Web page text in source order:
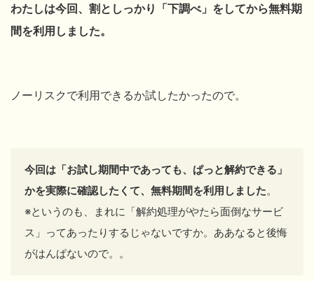
わたしは今回、割としっかり「下調べ」をしてから無料期
間を利用しました。
ノーリスクで利用できるか試したかったので。
今回は 「お試し期間中であっても、ぱっと解約できる」
かを実際に確認したくて、 無料期間を利用しました。
※というのも、まれに「解約処理がやたら面倒なサービ
ス」ってあったりするじゃないですか。ああなると後悔
がはんぱないので。。